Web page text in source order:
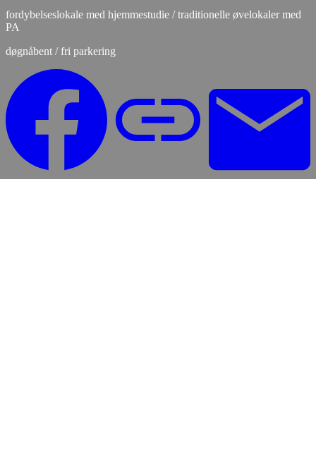
fordybelseslokale med hjemmestudie / traditionelle øvelokaler med
PA
døgnåbent / fri parkering